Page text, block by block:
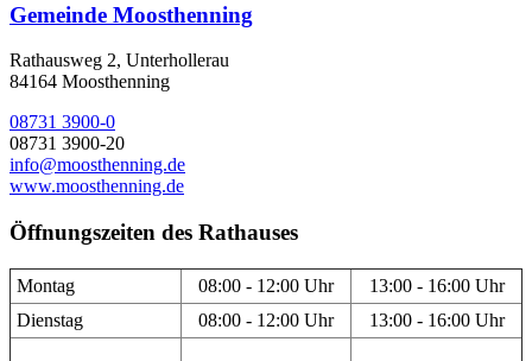
Gemeinde Moosthenning
Rathausweg 2, Unterhollerau
84164 Moosthenning
08731 3900-0
08731 3900-20
info@moosthenning.de
www.moosthenning.de
Öffnungszeiten des Rathauses
Montag 08:00 - 12:00 Uhr
13:00 - 16:00 Uhr
Dienstag
08:00 - 12:00 Uhr 13:00 - 16:00 Uhr